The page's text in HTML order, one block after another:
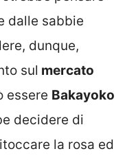
dalle sabbie
dunque,
sul mercato
essere Bakayoko
decidere di
la rosa ed